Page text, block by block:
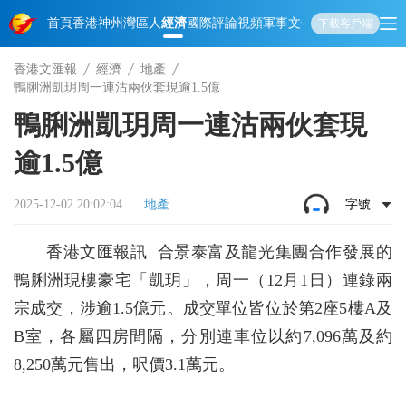
首頁香港神州 灣區人經濟國際評論視頻軍事文化 娛樂生活教育體
下載客戶端
香港文匯報 經濟
地產
鴨脷洲凱玥周一連沽兩伙套現逾1.5億
鴨脷洲凱玥周一連沽兩伙套現
逾1.5億
2025-12-02 20:02:04 地產 字號
香港文匯報訊 合景泰富及龍光集團合作發展的
鴨脷洲現樓豪宅「凱玥」，周一（12月1日）連錄兩
宗成交，涉逾1.5億元。成交單位皆位於第2座5樓A及
B室，各屬四房間隔，分別連車位以約7,096萬及約
8,250萬元售出，呎價3.1萬元。